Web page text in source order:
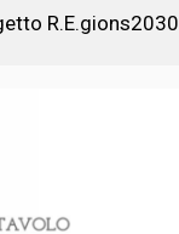
R.E.gions2030